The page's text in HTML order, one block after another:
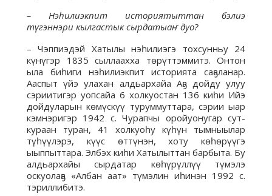
– Нэһилиэкпит историятыттан бэлиэ
түгэннэри кылгастык сырдатыаҥ дуо?
– Чэппиэдэй Хатылы нэһилиэгэ тохсунньу 24
күнүгэр 1835 сыллаахха төрүттэммитэ. Онтон
ыла биһиги нэһилиэкпит историята саҕаланар.
Ааспыт үйэ улахан алдьархайа Аҕа дойду улуу
сэриитигэр уопсайа 6 холкуостан 136 киһи Ийэ
дойдуларын көмүскүү туруммуттара, сэрии ыар
кэмнэригэр 1942 с. Чурапчы оройуонугар сут-
кураан туран, 41 холкуоһу күһүн тымныылар
түһүүлэрэ, күүс өттүнэн, хоту көһөрүүгэ
ыыппыттара. Элбэх киһи Хатылыттан барбыта. Бу
алдьархайы сырдатар көһүрүллүү түмэлэ
оскуолаҕа «Албан аат» түмэлин иһинэн 1992 с.
тэриллибитэ.